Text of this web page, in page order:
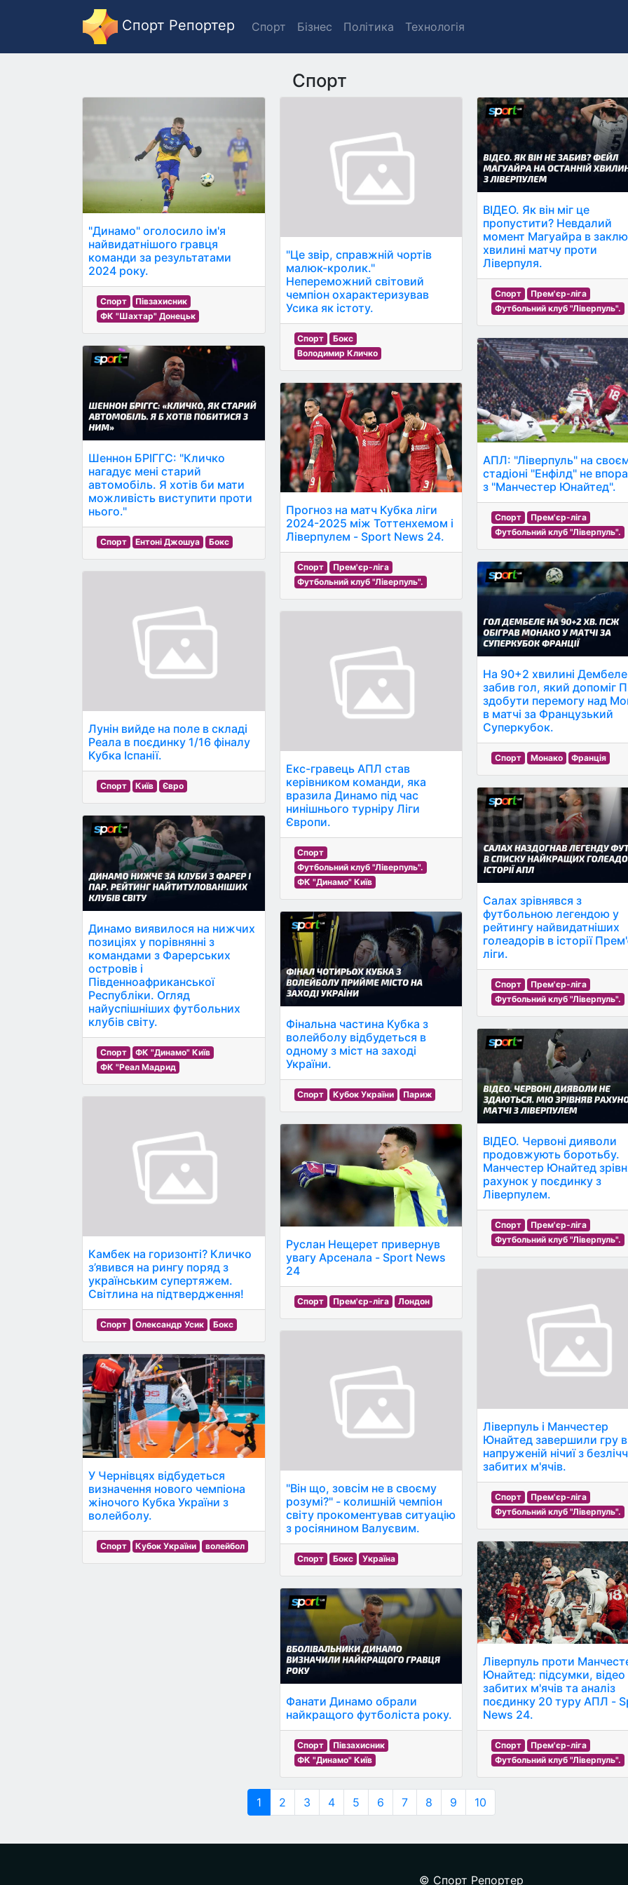
Спорт Репортер Спорт Бізнес Політика Технологія
Спорт
"Динамо" оголосило ім'я
найвидатнішого гравця
команди за результатами
2024 року.
Спорт
Півзахисник
ФК "Шахтар" Донецьк
Шеннон БРІГГС: "Кличко
нагадує мені старий
автомобіль. Я хотів би мати
можливість виступити проти
нього."
Спорт Ентоні Джошуа Бокс
Лунін вийде на поле в складі
Реала в поєдинку 1/16 фіналу
Кубка Іспанії.
Спорт Київ Євро
Динамо виявилося на нижчих
позиціях у порівнянні з
командами з Фарерських
островів і
Південноафриканської
Республіки. Огляд
найуспішніших футбольних
клубів світу.
Спорт
ФК "Динамо" Київ
ФК "Реал Мадрид
Камбек на горизонті? Кличко
з’явився на рингу поряд з
українським супертяжем.
Світлина на підтвердження!
Спорт Олександр Усик Бокс
У Чернівцях відбудеться
визначення нового чемпіона
жіночого Кубка України з
волейболу.
Спорт Кубок України волейбол
"Це звір, справжній чортів
малюк-кролик."
Непереможний світовий
чемпіон охарактеризував
Усика як істоту.
Спорт
Бокс
Володимир Кличко
Прогноз на матч Кубка ліги
2024-2025 між Тоттенхемом і
Ліверпулем - Sport News 24.
Спорт
Прем'єр-ліга
Футбольний клуб "Ліверпуль".
Екс-гравець АПЛ став
керівником команди, яка
вразила Динамо під час
нинішнього турніру Ліги
Європи.
Спорт
Футбольний клуб "Ліверпуль".
ФК "Динамо" Київ
Фінальна частина Кубка з
волейболу відбудеться в
одному з міст на заході
України.
Спорт Кубок України Париж
Руслан Нещерет привернув
увагу Арсенала - Sport News
24
Спорт Прем'єр-ліга Лондон
"Він що, зовсім не в своєму
розумі?" - колишній чемпіон
світу прокоментував ситуацію
з росіянином Валуєвим.
Спорт Бокс Україна
Фанати Динамо обрали
найкращого футболіста року.
Спорт
Півзахисник
ФК "Динамо" Київ
ВІДЕО. Як він міг це
пропустити? Невдалий
момент Магуайра в
хвилині матчу проти
Ліверпуля.
Спорт
Прем'єр-ліга
Футбольний клуб "Ліверпуль".
АПЛ: "Ліверпуль" на
стадіоні "Енфілд" не
з "Манчестер Юнайтед".
Спорт
Прем'єр-ліга
Футбольний клуб "Ліверпуль".
На 90+2 хвилині Дембеле
забив гол, який допоміг
здобути перемогу над
в матчі за Французький
Суперкубок.
Спорт Монако Франція
Салах зрівнявся з
футбольною легендою у
рейтингу найвидатніших
голеадорів в історії
ліги.
Спорт
Прем'єр-ліга
Футбольний клуб "Ліверпуль".
ВІДЕО. Червоні дияволи
продовжують боротьбу.
Манчестер Юнайтед
рахунок у поєдинку з
Ліверпулем.
Спорт
Прем'єр-ліга
Футбольний клуб "Ліверпуль".
Ліверпуль і Манчестер
Юнайтед завершили гру в
напруженій нічиї з
забитих м'ячів.
Спорт
Прем'єр-ліга
Футбольний клуб "Ліверпуль".
Ліверпуль проти
Юнайтед: підсумки, відео
забитих м'ячів та аналіз
поєдинку 20 туру АПЛ -
News 24.
Спорт
Прем'єр-ліга
Футбольний клуб "Ліверпуль".
1 2 3 4 5 6 7 8 9 10
© Спорт Репортер